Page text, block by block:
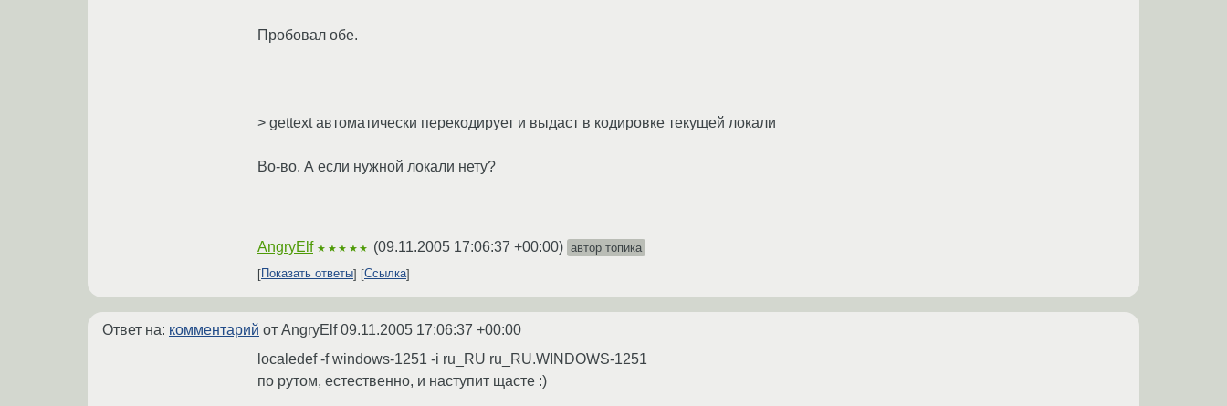
Пробовал обе.
> gettext автоматически перекодирует и выдаст в кодировке текущей локали
Во-во. А если нужной локали нету?
AngryElf ★★★★★ (09.11.2005 17:06:37 +00:00) автор топика
Показать ответы
Ссылка
Ответ на: комментарий от AngryElf09.11.2005 17:06:37 +00:00
localedef -f windows-1251 -i ru_RU ru_RU.WINDOWS-1251
по рутом, естественно, и наступит щасте :)